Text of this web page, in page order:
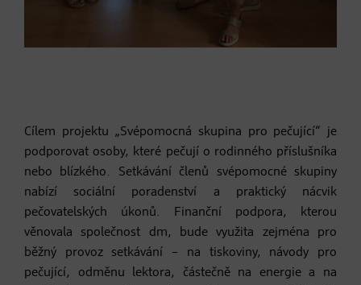
Cílem projektu „Svépomocná skupina pro pečující“ je
podporovat osoby, které pečují o rodinného příslušníka
nebo blízkého. Setkávání členů svépomocné skupiny
nabízí sociální poradenství a praktický nácvik
pečovatelských úkonů. Finanční podpora, kterou
věnovala společnost dm, bude využita zejména pro
běžný provoz setkávání – na tiskoviny, návody pro
pečující, odměnu lektora, částečně na energie a na